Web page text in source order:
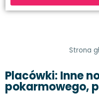
Strona
Placówki: Inne
pokarmowego,